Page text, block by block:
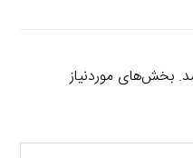
بخش‌های موردنیاز